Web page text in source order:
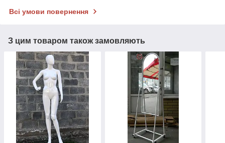
Всі умови повернення
З цим товаром також замовляють